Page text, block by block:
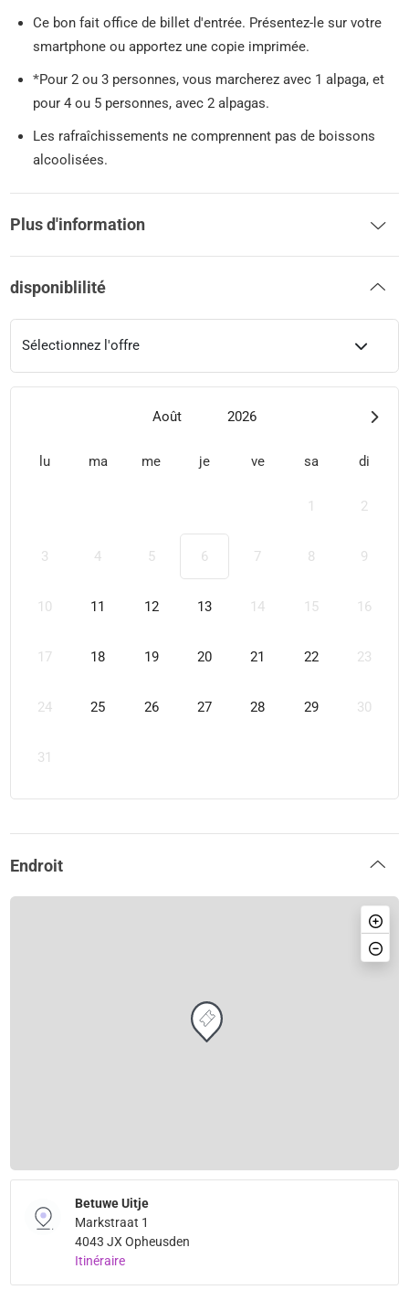
Ce bon fait office de billet d'entrée. Présentez-le sur votre
smartphone ou apportez une copie imprimée.
*Pour 2 ou 3 personnes, vous marcherez avec 1 alpaga, et
pour 4 ou 5 personnes, avec 2 alpagas.
Les rafraîchissements ne comprennent pas de boissons
alcoolisées.
Plus d'information
disponiblilité
Sélectionnez l'offre
Août 2026
lu ma me je ve sa di
1 2
3 4 5 6 7 8 9
10 11 12 13 14 15 16
17 18 19 20 21 22 23
24 25 26 27 28 29 30
31
Endroit
Betuwe Uitje
Markstraat 1
4043 JX Opheusden
Itinéraire